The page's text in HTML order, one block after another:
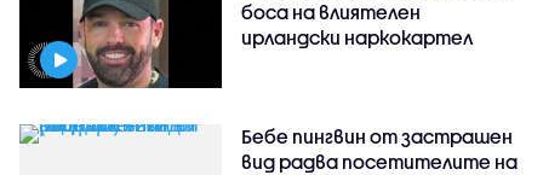
боса на влиятелен
ирландски наркокартел
Бебе пингвин от застрашен
вид радва посетителите на